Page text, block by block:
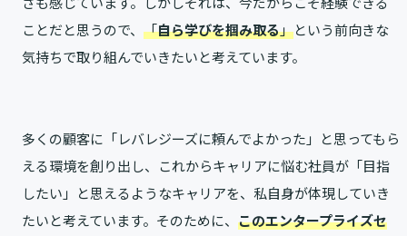
ことだと思うので、 「自ら学びを掴み取る」という前向きな
気持ちで取り組んでいきたいと考えています。
多くの顧客に「レバレジーズに頼んでよかった」と思ってもら
える環境を創り出し、これからキャリアに悩む社員が「目指
したい」と思えるようなキャリアを、私自身が体現していき
たいと考えています。そのために、 このエンタープライズセ